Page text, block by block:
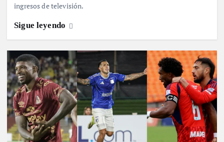
ingresos de televisión.
Sigue leyendo